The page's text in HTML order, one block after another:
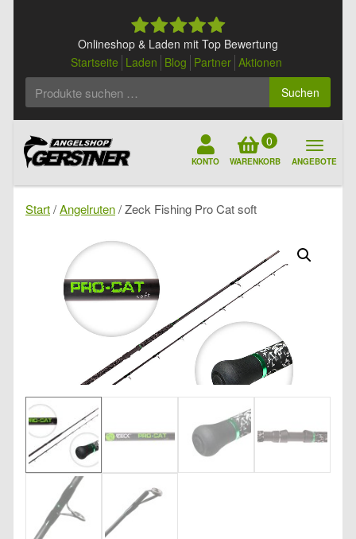
Onlineshop & Laden mit Top Bewertung
Startseite Laden Blog Partner Aktionen
Suchen
KONTO
0
WARENKORB ANGEBOTE
Start/Angelruten/ Zeck Fishing Pro Cat soft